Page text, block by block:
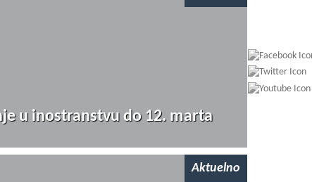
u inostranstvu do 12. marta
Aktuelno